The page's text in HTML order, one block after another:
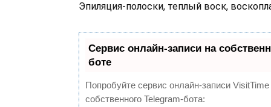
Эпиляция-полоски, теплый воск,
Сервис онлайн-записи на
боте
Попробуйте сервис онлайн-записи
собственного Telegram-бота: